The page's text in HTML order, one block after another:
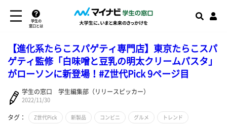
学生の
窓口とは
【進化系たらこスパゲティ専門店】東京たらこスパ
ゲティ監修「白味噌と豆乳の明太クリームパスタ」
がローソンに新登場！#Z世代Pick 9ページ目
学生の窓口 学生編集部（リリースピッカー）
2022/11/30
タグ： Z世代Pick 新製品 コンビニ グルメ トレンド